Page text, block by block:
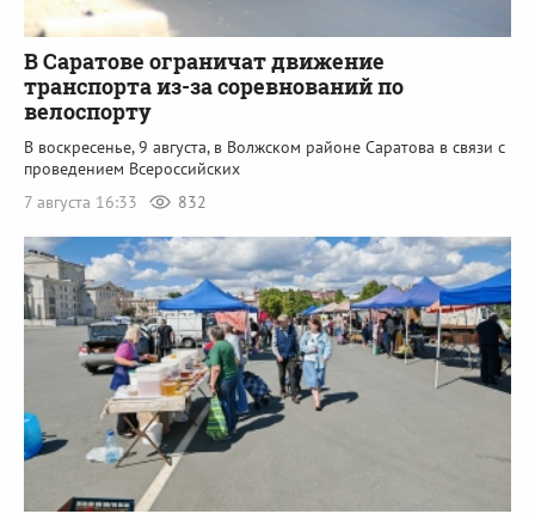
В Саратове ограничат движение
транспорта из-за соревнований по
велоспорту
В воскресенье, 9 августа, в Волжском районе Саратова в связи с
проведением Всероссийских
7 августа 16:33
832